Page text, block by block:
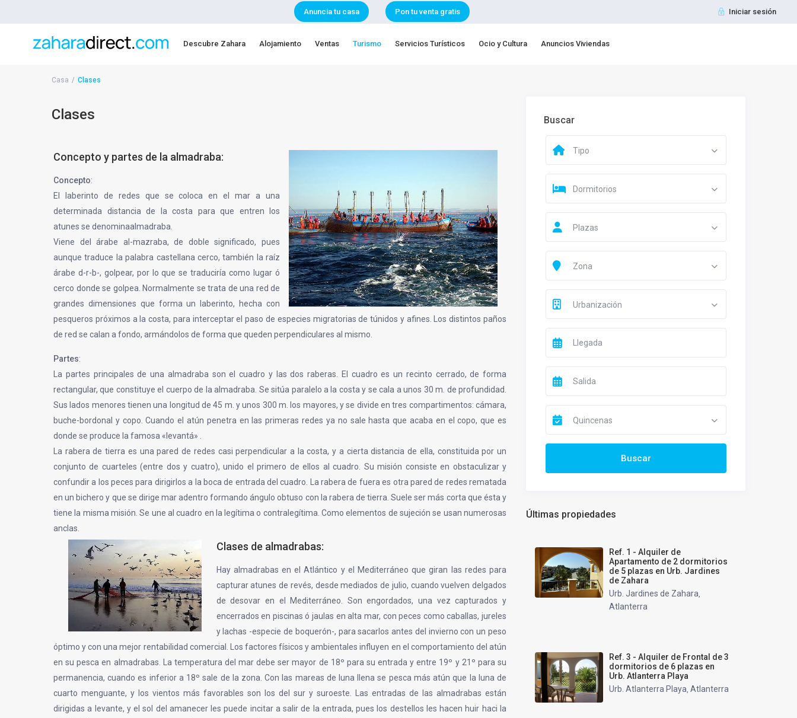
Anuncia tu casa Pon tu venta gratis Iniciar sesión
Descubre Zahara Alojamiento Ventas Turismo Servicios Turísticos Ocio y Cultura Anuncios Viviendas
Casa Clases
Clases
Concepto y partes de la almadraba:
Concepto:
El laberinto de redes que se coloca en el mar a una
determinada distancia de la costa para que entren los
atunes se denominaalmadraba.
Viene del árabe al-mazraba, de doble significado, pues
aunque traduce la palabra castellana cerco, también la raíz
árabe d-r-b-, golpear, por lo que se traduciría como lugar ó
cerco donde se golpea. Normalmente se trata de una red de
grandes dimensiones que forma un laberinto, hecha con
pesqueros próximos a la costa, para interceptar el paso de especies migratorias de túnidos y afines. Los distintos paños
de red se calan a fondo, armándolos de forma que queden perpendiculares al mismo.
Partes:
La partes principales de una almadraba son el cuadro y las dos raberas. El cuadro es un recinto cerrado, de forma
rectangular, que constituye el cuerpo de la almadraba. Se sitúa paralelo a la costa y se cala a unos 30 m. de profundidad.
Sus lados menores tienen una longitud de 45 m. y unos 300 m. los mayores, y se divide en tres compartimentos: cámara,
buche-bordonal y copo. Cuando el atún penetra en las primeras redes ya no sale hasta que acaba en el copo, que es
donde se produce la famosa «levantá» .
La rabera de tierra es una pared de redes casi perpendicular a la costa, y a cierta distancia de ella, constituida por un
conjunto de cuarteles (entre dos y cuatro), unido el primero de ellos al cuadro. Su misión consiste en obstaculizar y
confundir a los peces para dirigirlos a la boca de entrada del cuadro. La rabera de fuera es otra pared de redes rematada
en un bichero y que se dirige mar adentro formando ángulo obtuso con la rabera de tierra. Suele ser más corta que ésta y
tiene la misma misión. Se une al cuadro en la legítima o contralegítima. Como elementos de sujeción se usan numerosas
anclas.
Clases de almadrabas:
Hay almadrabas en el Atlántico y el Mediterráneo que giran las redes para
capturar atunes de revés, desde mediados de julio, cuando vuelven delgados
de desovar en el Mediterráneo. Son engordados, una vez capturados y
encerrados en piscinas ó jaulas en alta mar, con peces como caballas, jureles
y lachas -especie de boquerón-, para sacarlos antes del invierno con un peso
óptimo y con una mejor rentabilidad comercial. Los factores físicos y ambientales influyen en el comportamiento del atún
en su pesca en almadrabas. La temperatura del mar debe ser mayor de 18º para su entrada y entre 19º y 21º para su
permanencia, cuando es inferior a 18º sale de la zona. Con las mareas de luna llena se pesca más atún que la luna de
cuarto menguante, y los vientos más favorables son los del sur y suroeste. Las entradas de las almadrabas están
dirigidas a levante, y el sol del amanecer les puede incitar a salir de la entrada, pues los destellos les hacen huir haci la
Buscar
Tipo
Dormitorios
Plazas
Zona
Urbanización
Quincenas
Últimas propiedades
Ref. 1 - Alquiler de
Apartamento de 2 dormitorios
de 5 plazas en Urb. Jardines
de Zahara
Urb. Jardines de Zahara,
Atlanterra
Ref. 3 - Alquiler de Frontal de 3
dormitorios de 6 plazas en
Urb. Atlanterra Playa
Urb. Atlanterra Playa, Atlanterra